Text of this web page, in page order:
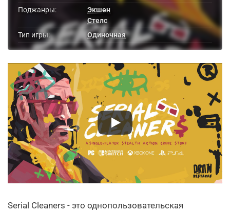
Поджанры:
Экшен
Стелс
Тип игры:
Одиночная
Serial Cleaners - это однопользовательская